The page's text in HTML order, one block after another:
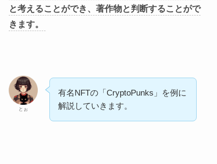
と考えることができ、著作物と判断することがで
きます。
とぉ
有名NFTの「CryptoPunks」を例に
解説していきます。